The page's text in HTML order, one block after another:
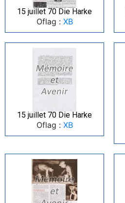
15 juillet 70 Die Harke
Oflag : XB
15 juillet 70 Die Harke
Oflag : XB